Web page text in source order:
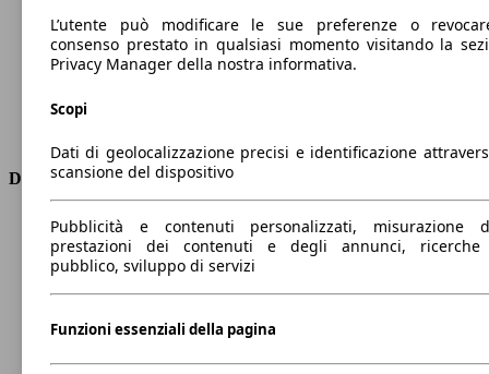
Cilindrata
2143 ccm
Carburante
Diesel
Trasmissione
Dimensioni
Lunghezza
4640 mm
Altezza
1430 mm
Larghezza
1860 mm
Passo
2820 mm
Peso massimo
2070 kg
-
Porte
4
L’utente può modificare le sue preferenze o
consenso prestato in qualsiasi momento visitando la
Privacy Manager della nostra informativa.
Scopi
Dati di geolocalizzazione precisi e identificazione
scansione del dispositivo
Pubblicità e contenuti personalizzati, misurazione
prestazioni dei contenuti e degli annunci,
pubblico, sviluppo di servizi
Funzioni essenziali della pagina